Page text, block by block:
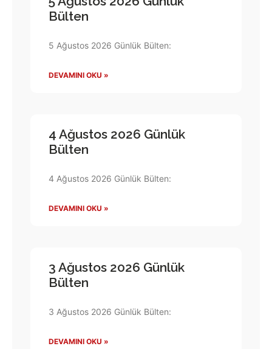
Bülten
5 Ağustos 2026 Günlük Bülten:
DEVAMINI OKU »
4 Ağustos 2026 Günlük
Bülten
4 Ağustos 2026 Günlük Bülten:
DEVAMINI OKU »
3 Ağustos 2026 Günlük
Bülten
3 Ağustos 2026 Günlük Bülten:
DEVAMINI OKU »